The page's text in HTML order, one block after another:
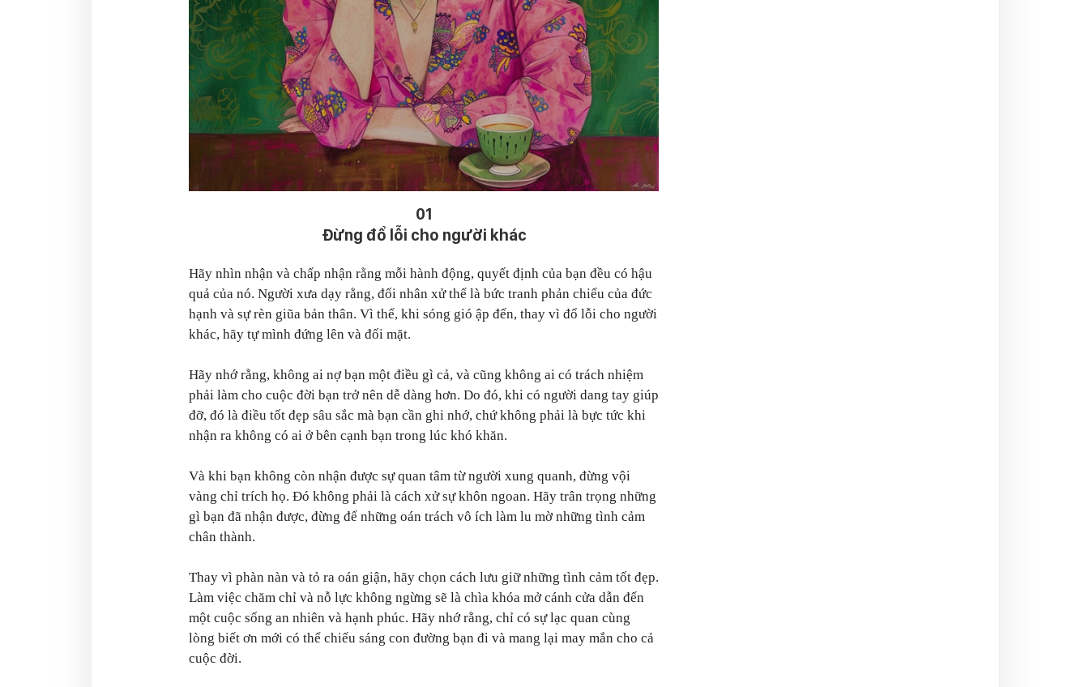
01
Đừng đổ lỗi cho người khác
Hãy nhìn nhận và chấp nhận rằng mỗi hành động, quyết định của bạn đều có hậu
quả của nó. Người xưa dạy rằng, đối nhân xử thế là bức tranh phản chiếu của đức
hạnh và sự rèn giũa bản thân. Vì thế, khi sóng gió ập đến, thay vì đổ lỗi cho người
khác, hãy tự mình đứng lên và đối mặt.
Hãy nhớ rằng, không ai nợ bạn một điều gì cả, và cũng không ai có trách nhiệm
phải làm cho cuộc đời bạn trở nên dễ dàng hơn. Do đó, khi có người dang tay giúp
đỡ, đó là điều tốt đẹp sâu sắc mà bạn cần ghi nhớ, chứ không phải là bực tức khi
nhận ra không có ai ở bên cạnh bạn trong lúc khó khăn.
Và khi bạn không còn nhận được sự quan tâm từ người xung quanh, đừng vội
vàng chỉ trích họ. Đó không phải là cách xử sự khôn ngoan. Hãy trân trọng những
gì bạn đã nhận được, đừng để những oán trách vô ích làm lu mờ những tình cảm
chân thành.
Thay vì phàn nàn và tỏ ra oán giận, hãy chọn cách lưu giữ những tình cảm tốt đẹp.
Làm việc chăm chỉ và nỗ lực không ngừng sẽ là chìa khóa mở cánh cửa dẫn đến
một cuộc sống an nhiên và hạnh phúc. Hãy nhớ rằng, chỉ có sự lạc quan cùng
lòng biết ơn mới có thể chiếu sáng con đường bạn đi và mang lại may mắn cho cả
cuộc đời.